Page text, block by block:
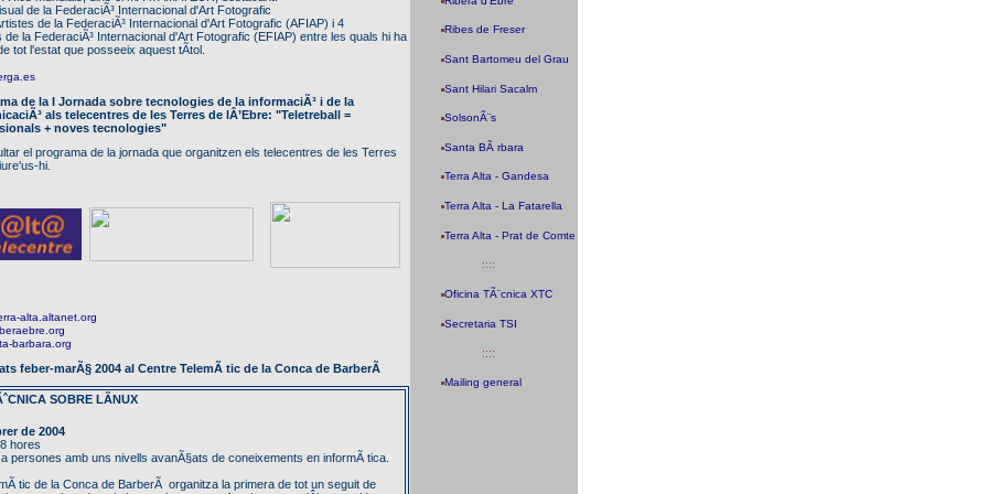
de la FederaciÃ³ Internacional d'Art Fotografic
de la FederaciÃ³ Internacional d'Art Fotografic (AFIAP) i 4
de la FederaciÃ³ Internacional d'Art Fotografic (EFIAP) entre les quals hi ha
tot l'estat que posseeix aquest tÃ­tol.
de la I Jornada sobre tecnologies de la informaciÃ³ i de la
als telecentres de les Terres de lÂ’Ebre: "Teletreball =
+ noves tecnologies"
el programa de la jornada que organitzen els telecentres de les Terres
hi.
alta.altanet.org
barbara.org
feber-marÃ§ 2004 al Centre TelemÃ tic de la Conca de BarberÃ
SOBRE LÃNUX
de 2004
hores
persones amb uns nivells avanÃ§ats de coneixements en informÃ tica.
tic de la Conca de BarberÃ organitza la primera de tot un seguit de
Ribes de Freser
Sant Bartomeu del Grau
Sant Hilari Sacalm
SolsonÃ¨s
Santa BÃ rbara
Terra Alta - Gandesa
Terra Alta - La Fatarella
Terra Alta - Prat de Comte
::::
Oficina TÃ¨cnica XTC
Secretaria TSI
::::
Mailing general